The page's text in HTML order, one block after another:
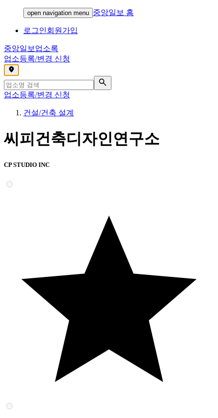
open navigation menu 중앙일보 홈
로그인회원가입
중앙일보 업소록
업소등록/변경 신청
,
업소등록/변경 신청
건설/건축 설계
씨피건축디자인연구소
CP STUDIO INC